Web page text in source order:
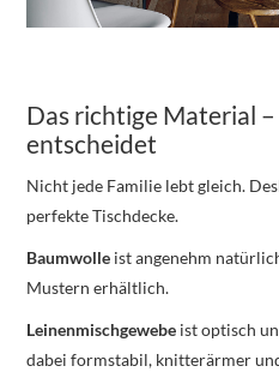
Das richtige Material
entscheidet
Nicht jede Familie lebt gleich.
perfekte Tischdecke.
Baumwolle ist angenehm
Mustern erhältlich.
Leinenmischgewebe ist optisch
dabei formstabil, knitterärmer